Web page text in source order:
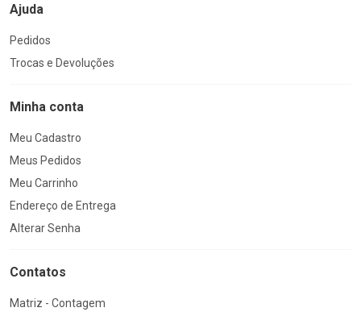
Ajuda
Pedidos
Trocas e Devoluções
Minha conta
Meu Cadastro
Meus Pedidos
Meu Carrinho
Endereço de Entrega
Alterar Senha
Contatos
Matriz - Contagem